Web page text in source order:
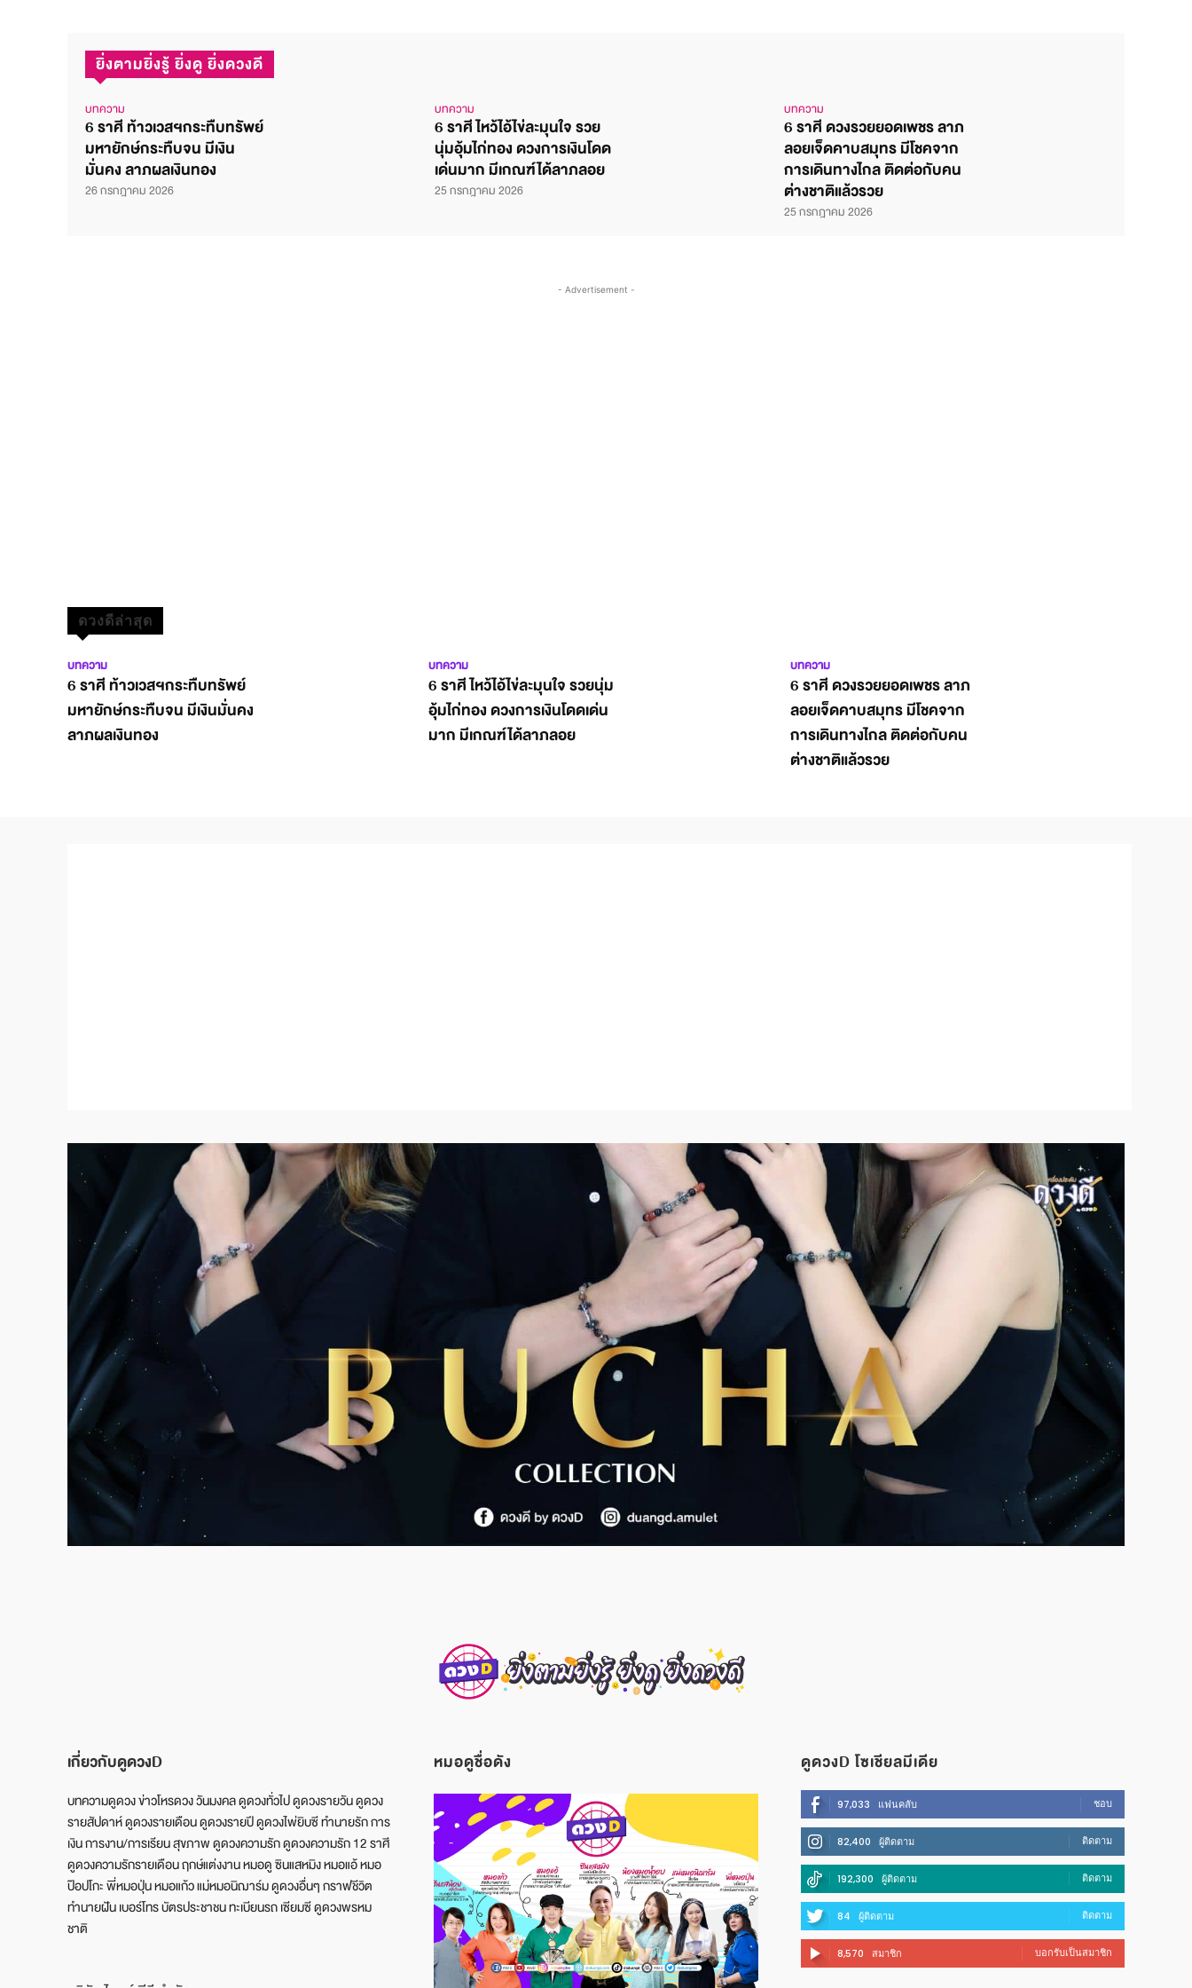
ยิ่งตามยิ่งรู้ ยิ่งดู ยิ่งดวงดี
บทความ
6 ราศี ท้าวเวสฯกระทืบทรัพย์
มหายักษ์กระทืบจน มีเงิน
มั่นคง ลาภผลเงินทอง
26 กรกฎาคม 2026
บทความ
6 ราศี ไหว้ไอ้ไข่ละมุนใจ รวย
นุ่มอุ้มไก่ทอง ดวงการเงินโดด
เด่นมาก มีเกณฑ์ได้ลาภลอย
25 กรกฎาคม 2026
บทความ
6 ราศี ดวงรวยยอดเพชร ลาภ
ลอยเจ็ดคาบสมุทร มีโชคจาก
การเดินทางไกล ติดต่อกับคน
ต่างชาติแล้วรวย
25 กรกฎาคม 2026
- Advertisement -
ดวงดีล่าสุด
บทความ
6 ราศี ท้าวเวสฯกระทืบทรัพย์
มหายักษ์กระทืบจน มีเงินมั่นคง
ลาภผลเงินทอง
บทความ
6 ราศี ไหว้ไอ้ไข่ละมุนใจ รวยนุ่ม
อุ้มไก่ทอง ดวงการเงินโดดเด่น
มาก มีเกณฑ์ได้ลาภลอย
บทความ
6 ราศี ดวงรวยยอดเพชร ลาภ
ลอยเจ็ดคาบสมุทร มีโชคจาก
การเดินทางไกล ติดต่อกับคน
ต่างชาติแล้วรวย
เกี่ยวกับดูดวงD
บทความดูดวง ข่าวโหรดวง วันมงคล ดูดวงทั่วไป ดูดวงรายวัน ดูดวง
รายสัปดาห์ ดูดวงรายเดือน ดูดวงรายปี ดูดวงไพ่ยิบซี ทำนายรัก การ
เงิน การงาน/การเรียน สุขภาพ ดูดวงความรัก ดูดวงความรัก 12 ราศี
ดูดวงความรักรายเดือน ฤกษ์แต่งงาน หมอดู ซินแสหมิง หมอแอ้ หมอ
ป๊อปโกะ พี่หมอปุ่น หมอแก้ว แม่หมอนิฌาร์ม ดูดวงอื่นๆ กราฟชีวิต
ทำนายฝัน เบอร์โทร บัตรประชาชน ทะเบียนรถ เซียมซี ดูดวงพรหม
ชาติ
หมอดูชื่อดัง ดูดวงD โซเชียลมีเดีย
97,033 แฟนคลับ ชอบ
82,400 ผู้ติดตาม ติดตาม
192,300 ผู้ติดตาม ติดตาม
84 ผู้ติดตาม ติดตาม
8,570 สมาชิก บอกรับเป็นสมาชิก